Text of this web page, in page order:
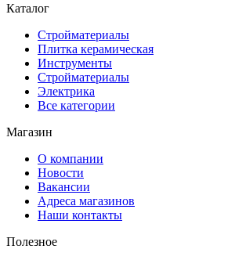
Каталог
Стройматериалы
Плитка керамическая
Инструменты
Стройматериалы
Электрика
Все категории
Магазин
О компании
Новости
Вакансии
Адреса магазинов
Наши контакты
Полезное